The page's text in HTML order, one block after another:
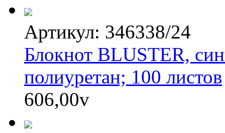
Артикул: 346338/24
Блокнот BLUSTER,
полиуретан; 100 листов
606,00v